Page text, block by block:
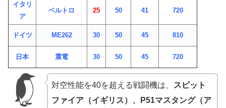
イタリ
ア
ベルトロ 25 50 41 720
ドイツ ME262 30 50 45 810
日本 震電 30 50 45 720
対空性能を40を超える戦闘機は、
スピット
ファイア（イギリス）、P51マスタング（ア